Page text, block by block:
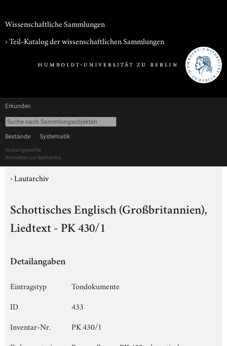
Wissenschaftliche Sammlungen
› Teil-Katalog der wissenschaftlichen Sammlungen
Erkunden
Bestände Systematik
Nutzungsrechte
Anmelden zur Recherche
›Lautarchiv
Schottisches Englisch (Großbritannien),
Liedtext - PK 430/1
Detailangaben
Eintragstyp
Tondokumente
ID
433
Inventar-Nr.
PK 430/1